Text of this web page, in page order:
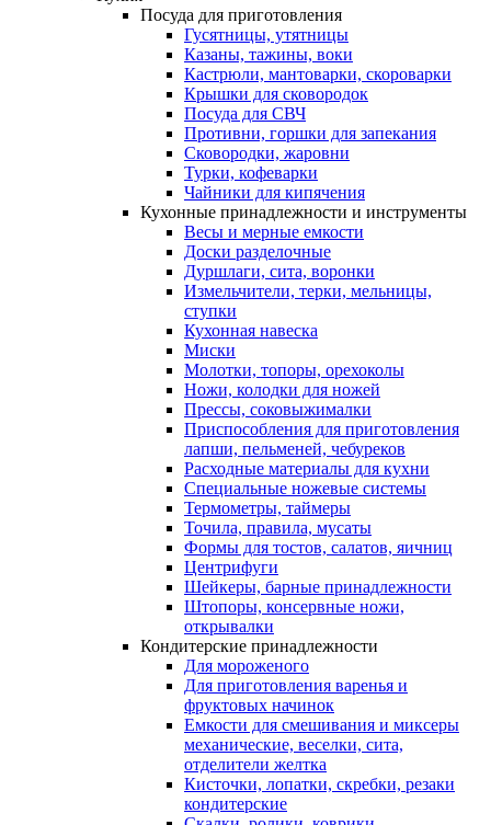
Посуда для приготовления
Гусятницы, утятницы
Казаны, тажины, воки
Кастрюли, мантоварки, скороварки
Крышки для сковородок
Посуда для СВЧ
Противни, горшки для запекания
Сковородки, жаровни
Турки, кофеварки
Чайники для кипячения
Кухонные принадлежности и инструменты
Весы и мерные емкости
Доски разделочные
Дуршлаги, сита, воронки
Измельчители, терки, мельницы,
ступки
Кухонная навеска
Миски
Молотки, топоры, орехоколы
Ножи, колодки для ножей
Прессы, соковыжималки
Приспособления для приготовления
лапши, пельменей, чебуреков
Расходные материалы для кухни
Специальные ножевые системы
Термометры, таймеры
Точила, правила, мусаты
Формы для тостов, салатов, яичниц
Центрифуги
Шейкеры, барные принадлежности
Штопоры, консервные ножи,
открывалки
Кондитерские принадлежности
Для мороженого
Для приготовления варенья и
фруктовых начинок
Емкости для смешивания и миксеры
механические, веселки, сита,
отделители желтка
Кисточки, лопатки, скребки, резаки
кондитерские